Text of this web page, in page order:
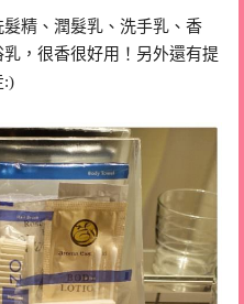
精、潤髮乳、洗手乳、香
，很香很好用！另外還有提
:)